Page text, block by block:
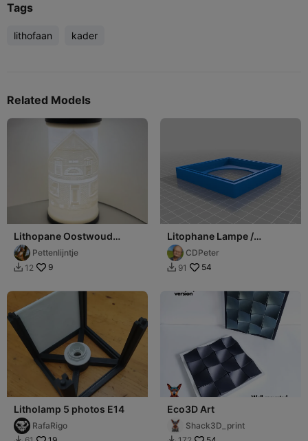
Tags
lithofaan kader
Related Models
Lithopane Oostwoud
60mm round x120mm high
with base and top.
Pettenlijntje
 12 9
Litophane Lampe /
Litophane lamp
CDPeter
 91 54
Litholamp 5 photos E14
RafaRigo
Eco3D Art
Shack3D_print